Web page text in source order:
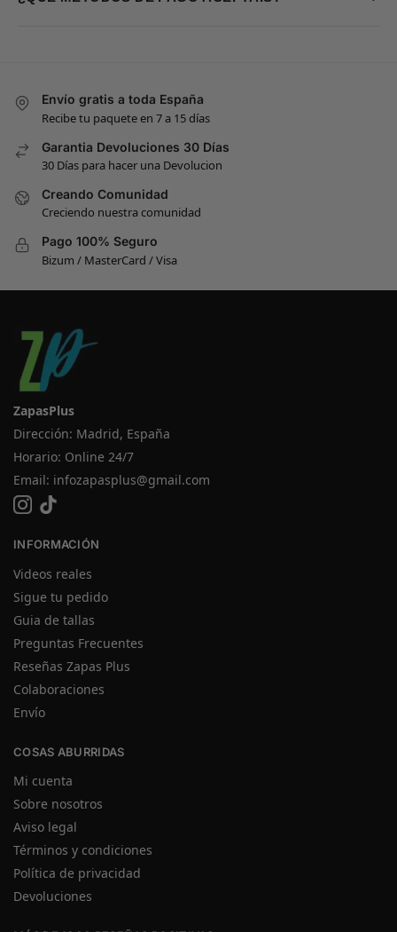
Envío gratis a toda España
Recibe tu paquete en 7 a 15 días
Garantia Devoluciones 30 Días
30 Días para hacer una Devolucion
Creando Comunidad
Creciendo nuestra comunidad
Pago 100% Seguro
Bizum / MasterCard / Visa
ZapasPlus
Dirección: Madrid, España
Horario: Online 24/7
Email: infozapasplus@gmail.com
INFORMACIÓN
Videos reales
Sigue tu pedido
Guia de tallas
Preguntas Frecuentes
Reseñas Zapas Plus
Colaboraciones
Envío
COSAS ABURRIDAS
Mi cuenta
Sobre nosotros
Aviso legal
Términos y condiciones
Política de privacidad
Devoluciones